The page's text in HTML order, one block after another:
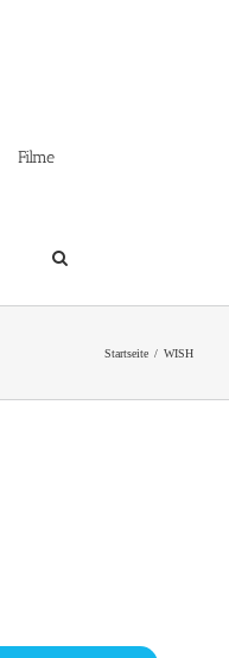
Filme
Startseite WISH